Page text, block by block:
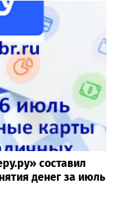
составил
денег за июль